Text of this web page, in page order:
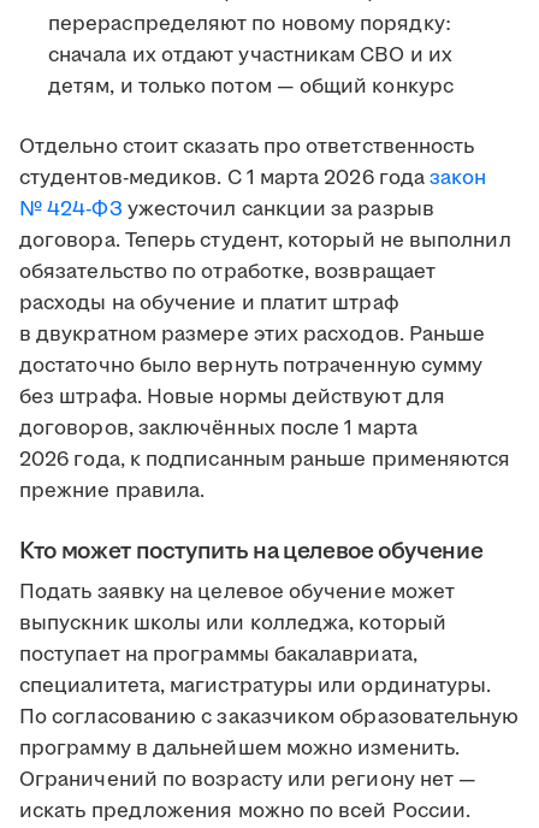
перераспределяют по новому порядку:
сначала их отдают участникам СВО и их
детям, и только потом — общий конкурс
Отдельно стоит сказать про ответственность
студентов-медиков. С 1 марта 2026 годазакон
№ 424-ФЗ ужесточил санкции за разрыв
договора. Теперь студент, который не выполнил
обязательство по отработке, возвращает
расходы на обучение и платит штраф
в двукратном размере этих расходов. Раньше
достаточно было вернуть потраченную сумму
без штрафа. Новые нормы действуют для
договоров, заключённых после 1 марта
2026 года, к подписанным раньше применяются
прежние правила.
Кто может поступить на целевое обучение
Подать заявку на целевое обучение может
выпускник школы или колледжа, который
поступает на программы бакалавриата,
специалитета, магистратуры или ординатуры.
По согласованию с заказчиком образовательную
программу в дальнейшем можно изменить.
Ограничений по возрасту или региону нет —
искать предложения можно по всей России.